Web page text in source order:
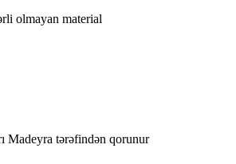
olmayan material
Madeyra tərəfindən qorunur